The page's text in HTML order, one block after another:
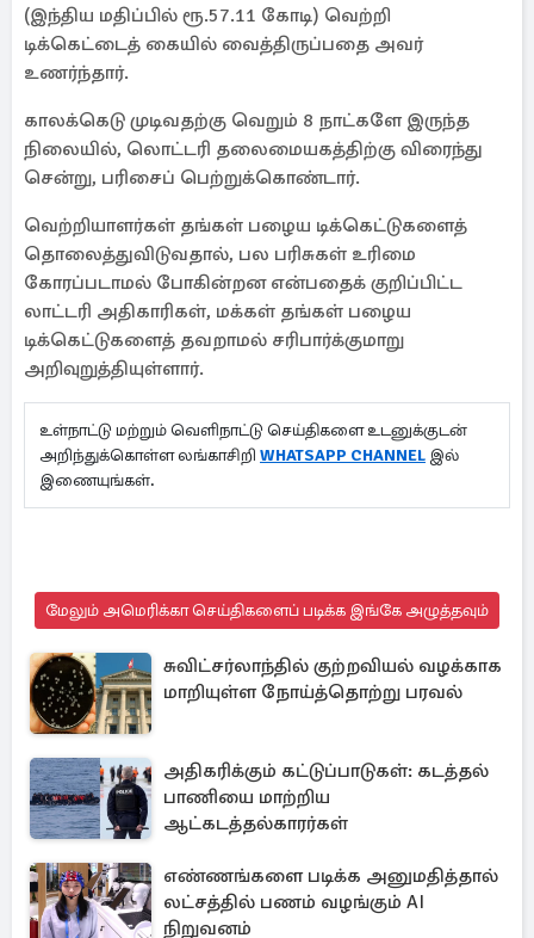
(இந்திய மதிப்பில் ரூ.57.11 கோடி) வெற்றி
டிக்கெட்டைத் கையில் வைத்திருப்பதை அவர்
உணர்ந்தார்.
காலக்கெடு முடிவதற்கு வெறும் 8 நாட்களே இருந்த
நிலையில், லொட்டரி தலைமையகத்திற்கு விரைந்து
சென்று, பரிசைப் பெற்றுக்கொண்டார்.
வெற்றியாளர்கள் தங்கள் பழைய டிக்கெட்டுகளைத்
தொலைத்துவிடுவதால், பல பரிசுகள் உரிமை
கோரப்படாமல் போகின்றன என்பதைக் குறிப்பிட்ட
லாட்டரி அதிகாரிகள், மக்கள் தங்கள் பழைய
டிக்கெட்டுகளைத் தவறாமல் சரிபார்க்குமாறு
அறிவுறுத்தியுள்ளார்.
உள்நாட்டு மற்றும் வெளிநாட்டு செய்திகளை உடனுக்குடன்
அறிந்துக்கொள்ள லங்காசிறி WHATSAPP CHANNEL இல்
இணையுங்கள்.
மேலும் அமெரிக்கா செய்திகளைப் படிக்க இங்கே அழுத்தவும்
சுவிட்சர்லாந்தில் குற்றவியல் வழக்காக
மாறியுள்ள நோய்த்தொற்று பரவல்
அதிகரிக்கும் கட்டுப்பாடுகள்: கடத்தல்
பாணியை மாற்றிய
ஆட்கடத்தல்காரர்கள்
எண்ணங்களை படிக்க அனுமதித்தால்
லட்சத்தில் பணம் வழங்கும் AI
நிறுவனம்